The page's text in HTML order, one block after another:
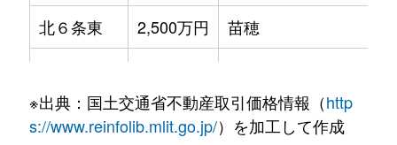
北６条東
2,500万円 苗穂
北６条東
3,400万円 東区役所前
※出典：国土交通省不動産取引価格情報（http
s://www.reinfolib.mlit.go.jp/）を加工して作成